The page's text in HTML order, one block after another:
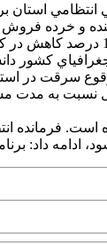
تيراندازي در
فرمانده